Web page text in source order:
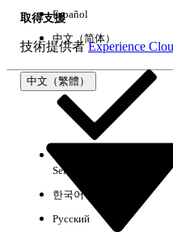
取得支援
技術提供者Experience
中文（繁體）
Español
中文（简体）
Select Org
한국어
Русский